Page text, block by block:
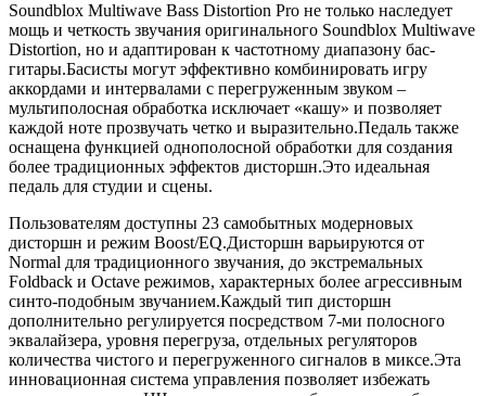
Soundblox Multiwave Bass Distortion Pro не только наследует
мощь и четкость звучания оригинального Soundblox Multiwave
Distortion, но и адаптирован к частотному диапазону бас-
гитары.Басисты могут эффективно комбинировать игру
аккордами и интервалами с перегруженным звуком –
мультиполосная обработка исключает «кашу» и позволяет
каждой ноте прозвучать четко и выразительно.Педаль также
оснащена функцией однополосной обработки для создания
более традиционных эффектов дисторшн.Это идеальная
педаль для студии и сцены.
Пользователям доступны 23 самобытных модерновых
дисторшн и режим Boost/EQ.Дисторшн варьируются от
Normal для традиционного звучания, до экстремальных
Foldback и Octave режимов, характерных более агрессивным
синто-подобным звучанием.Каждый тип дисторшн
дополнительно регулируется посредством 7-ми полосного
эквалайзера, уровня перегруза, отдельных регуляторов
количества чистого и перегруженного сигналов в миксе.Эта
инновационная система управления позволяет избежать